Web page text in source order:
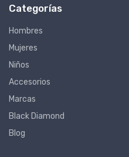
Categorías
Hombres
Mujeres
Niños
Accesorios
Marcas
Black Diamond
Blog